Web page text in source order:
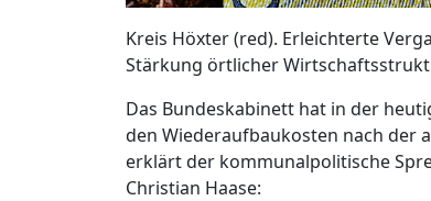
Kreis Höxter (red). Erleichterte
Stärkung örtlicher
Das Bundeskabinett hat in der
den Wiederaufbaukosten nach der
erklärt der kommunalpolitische
Christian Haase: